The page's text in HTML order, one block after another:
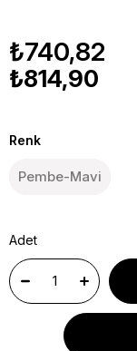
₺740,82
₺814,90
Renk
Pembe-Mavi
Adet